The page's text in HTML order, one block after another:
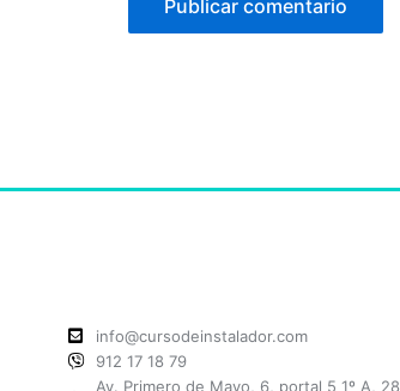
info@cursodeinstalador.com
912 17 18 79
Av. Primero de Mayo, 6, portal 5 1º A,